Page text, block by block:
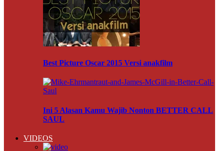
Best Picture Oscar 2015 Versi anakfilm
Ini 5 Alasan Kamu Wajib Nonton BETTER CALL
SAUL
VIDEOS